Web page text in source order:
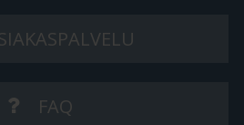
FAQ